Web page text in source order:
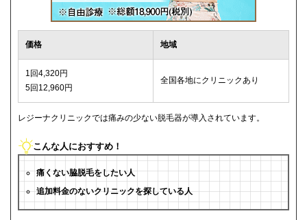
価格 地域
1回4,320円
5回12,960円
全国各地にクリニックあり
レジーナクリニックでは痛みの少ない脱毛器が導入されています。
こんな人におすすめ！
痛くない脇脱毛をしたい人
追加料金のないクリニックを探している人